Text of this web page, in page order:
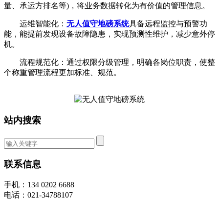
量、承运方排名等)，将业务数据转化为有价值的管理信息。
运维智能化： 无人值守地磅系统具备远程监控与预警功
能，能提前发现设备故障隐患，实现预测性维护，减少意外停
机。
流程规范化：通过权限分级管理，明确各岗位职责，使整
个称重管理流程更加标准、规范。
站内搜索
联系信息
手机：134 0202 6688
电话：021-34788107